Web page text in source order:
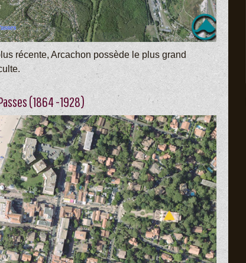
récente, Arcachon possède le plus grand
(1864 -1928)